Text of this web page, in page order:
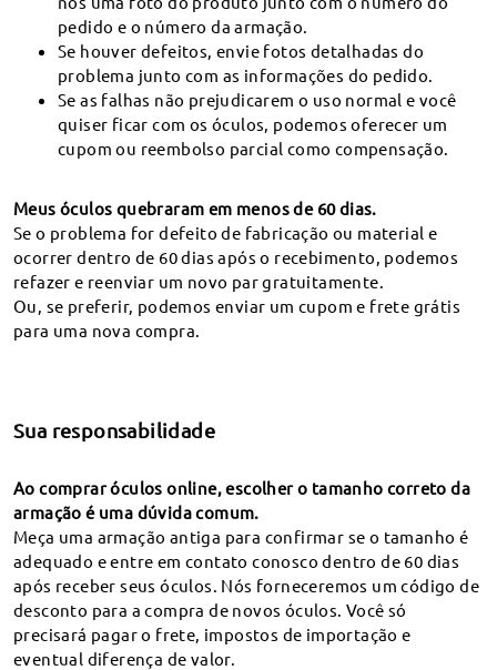
Têm lentes de prisma?
Que tipo de lentes bifocais usam?
Lentes Esféricas vs. Asféricas (vídeo)
FAQ – Lentes especiais (também conhecidas como
lentes descentralizadas)
Rastrear o meu pedido
Sugestões & Feedback
Devolução e Troca por 60 dias
Os óculos não satisfatórios podem ser trocados
Cobrir qualquer possível defeito nos materiais e
na mão-de-obra.
Compre
Firmoo
pedido e o número da armação.
Se houver defeitos, envie fotos detalhadas do
problema junto com as informações do pedido.
Se as falhas não prejudicarem o uso normal e você
quiser ficar com os óculos, podemos oferecer um
cupom ou reembolso parcial como compensação.
Meus óculos quebraram em menos de 60 dias.
Se o problema for defeito de fabricação ou material e
ocorrer dentro de 60 dias após o recebimento, podemos
refazer e reenviar um novo par gratuitamente.
Ou, se preferir, podemos enviar um cupom e frete grátis
para uma nova compra.
Sua responsabilidade
Ao comprar óculos online, escolher o tamanho correto da
armação é uma dúvida comum.
Meça uma armação antiga para confirmar se o tamanho é
adequado e entre em contato conosco dentro de 60 dias
após receber seus óculos. Nós forneceremos um código de
desconto para a compra de novos óculos. Você só
precisará pagar o frete, impostos de importação e
eventual diferença de valor.
*São tomadas precauções em nosso site para
proteger suas informações.